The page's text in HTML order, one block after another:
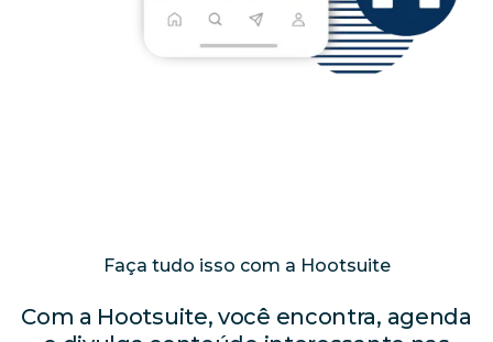
Faça tudo isso com a Hootsuite
Com a Hootsuite, você encontra, agenda